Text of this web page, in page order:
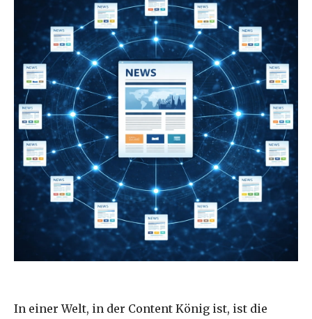
In einer Welt, in der Content König ist, ist die